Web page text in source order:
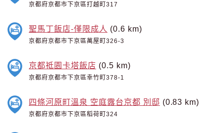
京都府京都市下京區打越町317
聖馬丁飯店-僅限成人 (0.6 km)
京都府京都市下京區萬屋町326-3
京都祗園卡塔飯店 (0.5 km)
京都府京都市下京區幸竹町378-1
四條河原町溫泉 空庭露台京都 別邸 (0.83 km)
京都府京都市下京區稻荷町324